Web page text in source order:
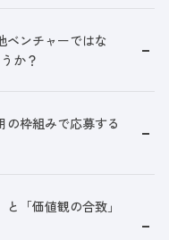
ベンチャーではな
か？
の枠組みで応募する
「価値観の合致」